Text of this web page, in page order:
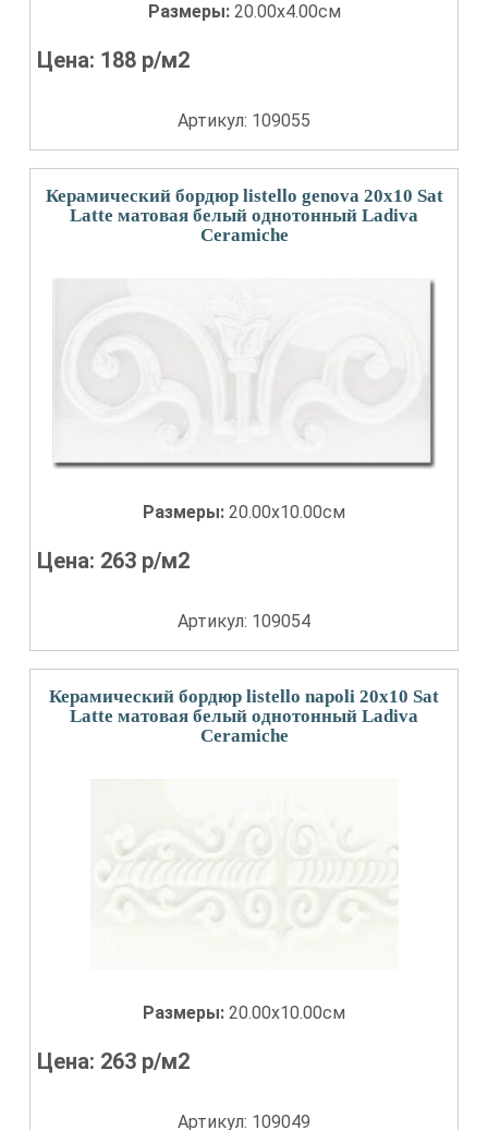
Размеры: 20.00x4.00см
Цена: 188 р/м2
Артикул: 109055
Керамический бордюр listello genova 20x10 Sat
Latte матовая белый однотонный Ladiva
Сeramiche
Размеры: 20.00x10.00см
Цена: 263 р/м2
Артикул: 109054
Керамический бордюр listello napoli 20x10 Sat
Latte матовая белый однотонный Ladiva
Сeramiche
Размеры: 20.00x10.00см
Цена: 263 р/м2
Артикул: 109049